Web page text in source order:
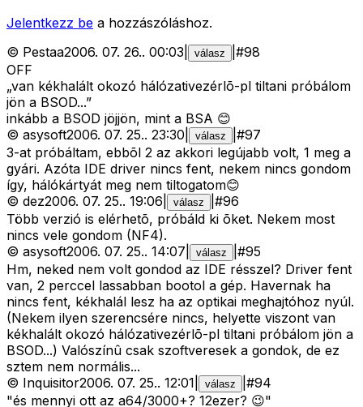
Jelentkezz be a hozzászóláshoz.
© Pestaa2006. 07. 26.. 00:03 válasz #98
OFF
„van kékhalált okozó hálózativezérlõ-pl tiltani próbálom
jön a BSOD...”
inkább a BSOD jöjjön, mint a BSA 😊
© asysoft2006. 07. 25.. 23:30 válasz #97
3-at próbáltam, ebbõl 2 az akkori legújabb volt, 1 meg a
gyári. Azóta IDE driver nincs fent, nekem nincs gondom
így, hálókártyát meg nem tiltogatom😊
© dez2006. 07. 25.. 19:06 válasz #96
Több verzió is elérhetõ, próbáld ki õket. Nekem most
nincs vele gondom (NF4).
© asysoft2006. 07. 25.. 14:07 válasz #95
Hm, neked nem volt gondod az IDE résszel? Driver fent
van, 2 perccel lassabban bootol a gép. Havernak ha
nincs fent, kékhalál lesz ha az optikai meghajtóhoz nyúl.
(Nekem ilyen szerencsére nincs, helyette viszont van
kékhalált okozó hálózativezérlõ-pl tiltani próbálom jön a
BSOD...) Valószínû csak szoftveresek a gondok, de ez
sztem nem normális...
© Inquisitor2006. 07. 25.. 12:01 válasz #94
"és mennyi ott az a64/3000+? 12ezer? 😉"